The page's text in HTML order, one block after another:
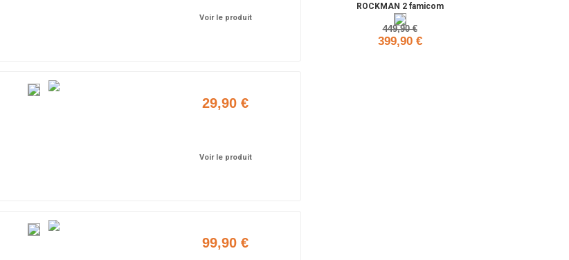
Voir le produit
29,90 €
Voir le produit
99,90 €
ROCKMAN 2 famicom
449,90 €
399,90 €